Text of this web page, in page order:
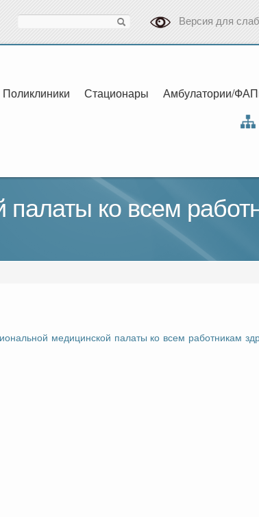
Версия для
Поликлиники Стационары Амбулатории/
ко всем
медицинской палаты ко всем работникам